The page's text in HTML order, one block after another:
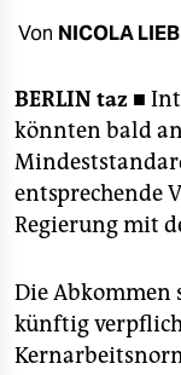
wahrheit
verlag
verlag
veranstaltungen
shop
fragen & hilfe
unterstützen
Von NICOLA
BERLIN taz ■
könnten bald
entsprechende
Regierung mit
Die Abkommen
künftig